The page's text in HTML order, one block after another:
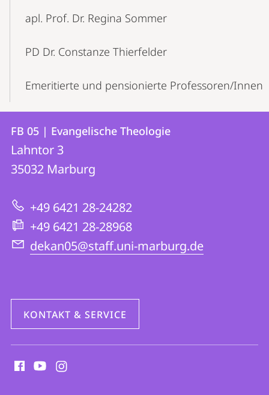
apl. Prof. Dr. Regina Sommer
PD Dr. Constanze Thierfelder
Emeritierte und pensionierte Professoren/Innen
Kontakt
und
Informationen
zur
Website
Kontaktinformationen
FB
05
Evangelische
Theologie
FB 05 | Evangelische Theologie
Lahntor 3
35032 Marburg
+49 6421 28-24282
+49 6421 28-28968
dekan05@staff.uni-marburg.de
KONTAKT & SERVICE
Media